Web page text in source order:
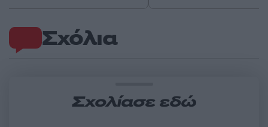
Σχόλια
Σχολίασε εδώ